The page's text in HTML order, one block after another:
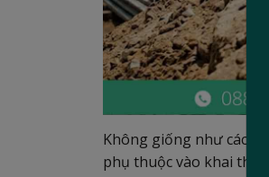
Không giống như các
phụ thuộc vào khai